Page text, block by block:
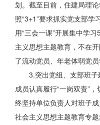
划。截至目前，住建局理论
照“3+1”要求抓实党支部
用“三会一课”开展集中学
主义思想主题教育，不在
了流动党员、年老体弱党
3.突出党组、支部班
成员认真履行“一岗双责”
终坚持单位负责人对班子
社会主义思想主题教育专